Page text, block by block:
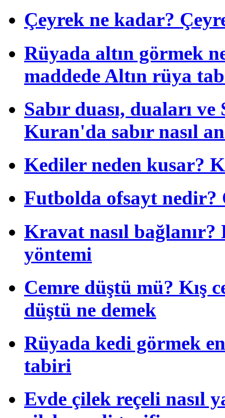
Çeyrek ne kadar?
Rüyada altın görmek
maddede Altın rüya
Sabır duası, duaları
Kuran'da sabır nasıl
Kediler neden kusar?
Futbolda ofsayt nedir?
Kravat nasıl
yöntemi
Cemre düştü mü? Kış
düştü ne demek
Rüyada kedi görmek
tabiri
Evde çilek reçeli nasıl